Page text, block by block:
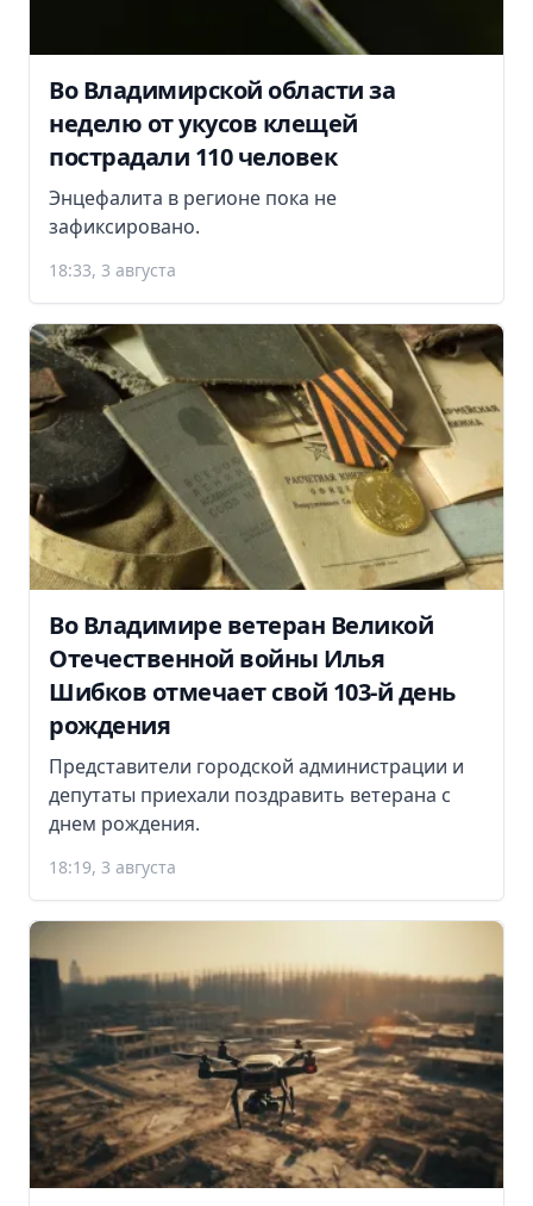
Во Владимирской области за
неделю от укусов клещей
пострадали 110 человек
Энцефалита в регионе пока не
зафиксировано.
18:33, 3 августа
Во Владимире ветеран Великой
Отечественной войны Илья
Шибков отмечает свой 103-й день
рождения
Представители городской администрации и
депутаты приехали поздравить ветерана с
днем рождения.
18:19, 3 августа